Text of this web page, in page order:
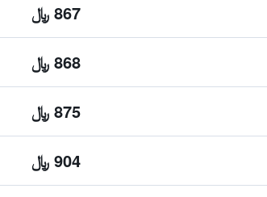
867 ﷼
868 ﷼
875 ﷼
904 ﷼